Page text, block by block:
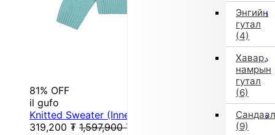
Энгийн
гутал
(4)
Хавар,
намрын
гутал
(6)
Сандаал
(9)
81% OFF
il gufo
Knitted Sweater (Inner) (Blue)
319,200 ₮ 1,597,900 ₮